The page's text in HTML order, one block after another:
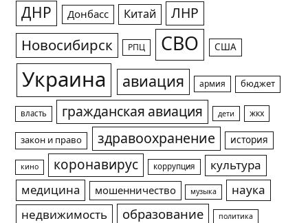
ДНР Донбасс Китай ЛНР
Новосибирск РПЦ СВО США
Украина авиация армия бюджет
власть гражданская авиация дети жкх
закон и право здравоохранение история
кино коронавирус коррупция
культура
медицина
мошенничество музыка
наука
недвижимость
образование политика